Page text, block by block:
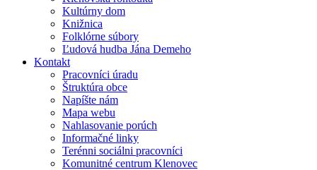
Kultúrny dom
Knižnica
Folklórne súbory
Ľudová hudba Jána Demeho
Kontakt
Pracovníci úradu
Štruktúra obce
Napíšte nám
Mapa webu
Nahlasovanie porúch
Informačné linky
Terénni sociálni pracovníci
Komunitné centrum Klenovec